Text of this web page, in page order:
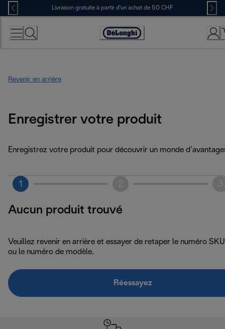
Skip
to
Content
Livraison gratuite à partir d'un achat de 50 CHF
Déclaration
Revenir en arrière
Enregistrer votre produit
Enregistrez votre produit pour découvrir un monde
1
Aucun produit trouvé
Veuillez revenir en arrière et essayer de retaper le numéro SKU
ou le numéro de modèle.
Réessayez